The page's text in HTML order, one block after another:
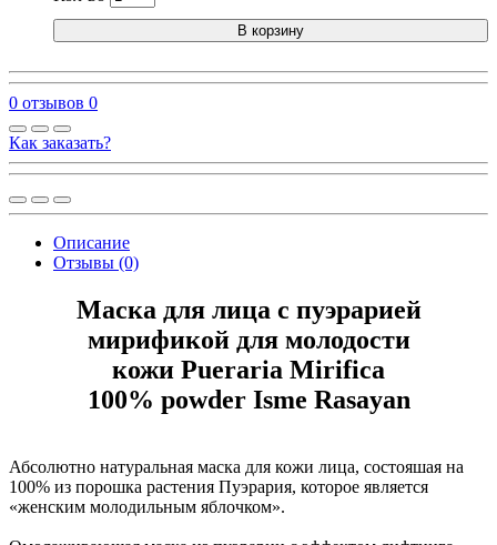
В корзину
0 отзывов 0
Как заказать?
Описание
Отзывы (0)
Маска для лица с пуэрарией
мирификой для молодости
кожи Pueraria Mirifica
100% powder Isme Rasayan
Абсолютно натуральная маска для кожи лица, состояшая на
100% из порошка растения Пуэрария, которое является
«женским молодильным яблочком».